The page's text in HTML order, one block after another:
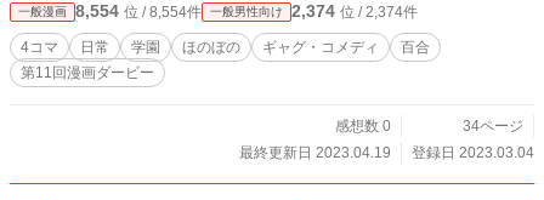
一般漫画 8,554 位 / 8,554件 一般男性向け 2,374 位 / 2,374件
4コマ 日常 学園 ほのぼの ギャグ・コメディ
百合
第11回漫画ダービー
感想数 0
34ページ
最終更新日 2023.04.19
登録日 2023.03.04